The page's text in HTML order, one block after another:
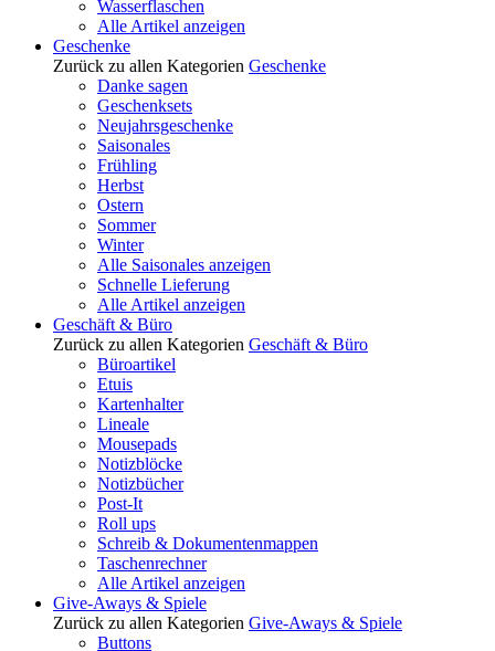
Wasserflaschen
Alle Artikel anzeigen
Geschenke
Zurück zu allen Kategorien Geschenke
Danke sagen
Geschenksets
Neujahrsgeschenke
Saisonales
Frühling
Herbst
Ostern
Sommer
Winter
Alle Saisonales anzeigen
Schnelle Lieferung
Alle Artikel anzeigen
Geschäft & Büro
Zurück zu allen Kategorien Geschäft & Büro
Büroartikel
Etuis
Kartenhalter
Lineale
Mousepads
Notizblöcke
Notizbücher
Post-It
Roll ups
Schreib & Dokumentenmappen
Taschenrechner
Alle Artikel anzeigen
Give-Aways & Spiele
Zurück zu allen Kategorien Give-Aways & Spiele
Buttons